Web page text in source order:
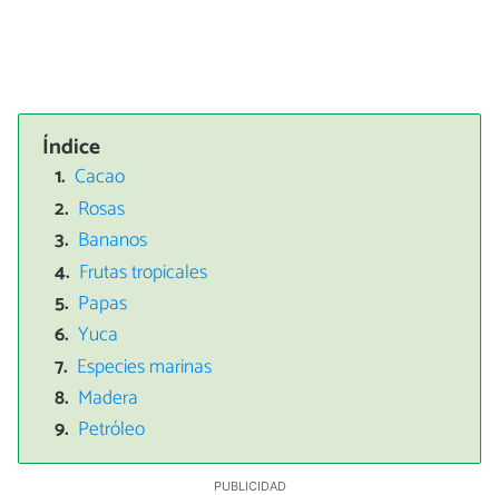
Índice
Cacao
Rosas
Bananos
Frutas tropicales
Papas
Yuca
Especies marinas
Madera
Petróleo